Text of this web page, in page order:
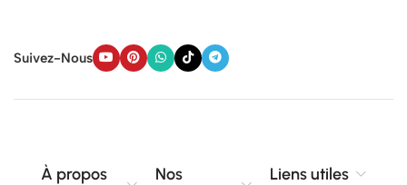
Suivez-Nous
À propos
Nos
Liens utiles